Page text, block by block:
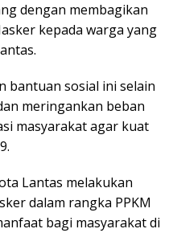
dengan membagikan
kepada warga yang
bantuan sosial ini selain
meringankan beban
masyarakat agar kuat
Lantas melakukan
dalam rangka PPKM
bagi masyarakat di